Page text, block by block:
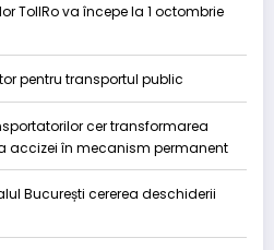
TollRo va începe la 1 octombrie
pentru transportul public
cer transformarea
accizei în mecanism permanent
București cererea deschiderii